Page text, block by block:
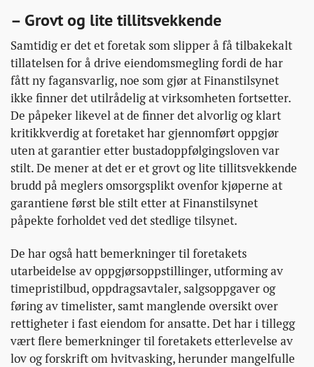
– Grovt og lite tillitsvekkende
Samtidig er det et foretak som slipper å få tilbakekalt
tillatelsen for å drive eiendomsmegling fordi de har
fått ny fagansvarlig, noe som gjør at Finanstilsynet
ikke finner det utilrådelig at virksomheten fortsetter.
De påpeker likevel at de finner det alvorlig og klart
kritikkverdig at foretaket har gjennomført oppgjør
uten at garantier etter bustadoppfølgingsloven var
stilt. De mener at det er et grovt og lite tillitsvekkende
brudd på meglers omsorgsplikt ovenfor kjøperne at
garantiene først ble stilt etter at Finanstilsynet
påpekte forholdet ved det stedlige tilsynet.
De har også hatt bemerkninger til foretakets
utarbeidelse av oppgjørsoppstillinger, utforming av
timepristilbud, oppdragsavtaler, salgsoppgaver og
føring av timelister, samt manglende oversikt over
rettigheter i fast eiendom for ansatte. Det har i tillegg
vært flere bemerkninger til foretakets etterlevelse av
lov og forskrift om hvitvasking, herunder mangelfulle